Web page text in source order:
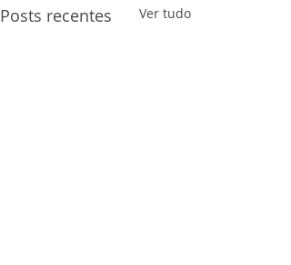
Posts recentes Ver tudo